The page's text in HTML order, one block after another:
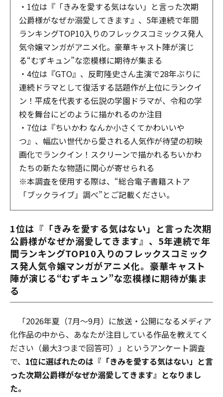
・1位は『「きみを愛する気はない」と言った次期
公爵様がなぜか溺愛してきます』、5年連続で年間
ランキングTOP10入りのフレックスコミックス発人
気令嬢マンガがアニメ化。豪華キャスト陣が演じ
る“むずキュン”な恋模様に期待が集まる
・4位は『GTO』、反町隆史さん主演で28年ぶりに
連続ドラマとして復活する話題作が上位にランクイ
ン！平成を代表する伝説の学園ドラマが、令和の学
校を舞台にどのように描かれるのか注目
・7位は『ちいかわ なんか小さくてかわいいや
つ』、幅広い世代から愛される人気作が待望の初映
画化でランクイン！スクリーンで描かれるちいかわ
たちの新たな物語に関心が寄せられる
※本調査を使用する際は、“総合電子書籍ストア
「ブックライブ」調べ”とご記載ください。
1位は『「きみを愛する気はない」と言った次期
公爵様がなぜか溺愛してきます』、5年連続で年
間ランキングTOP10入りのフレックスコミック
ス発人気令嬢マンガがアニメ化。豪華キャスト
陣が演じる“むずキュン”な恋模様に期待が集ま
る
「2026年夏（7月～9月）に放送・公開になるメディア
化作品の中から、あなたが注目している作品を教えてく
ださい（最大3つまで回答可）」というアンケート調査
で、 1位に選ばれたのは『「きみを愛する気はない」と言
った次期公爵様がなぜか溺愛してきます』となりまし
た。